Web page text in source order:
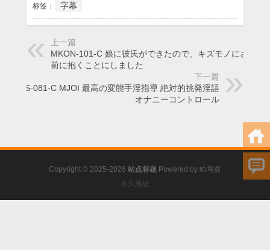
标签： 字幕
上一篇
MKON-101-C 娘に彼氏ができたので、キズモノにされる
前に抱くことにしました
下一篇
MMUS-081-C MJOI 最高の変態手淫指導 絶対的挑発淫語
オナニーコントロール
Copyright © 2025-2026 站点标题 Powered by 哈塔兹
永久地址